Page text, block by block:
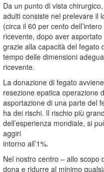
Da un punto di vista
adulti consiste nel prelevare il
(circa il 60 per cento
ricevente, dopo aver
grazie alla capacità del fegato
tempo delle dimensioni
ricevente.
La donazione di fegato
resezione epatica operazione
asportazione di una parte del
ha dei rischi. Il rischio più
dell’esperienza mondiale, si
aggiri
intorno all’1%.
Nel nostro centro – allo scopo
dona e ridurre al minimo